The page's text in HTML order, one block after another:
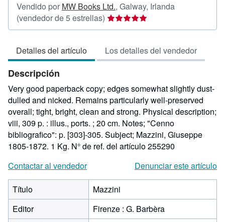
Vendido por MW Books Ltd., Galway, Irlanda
(vendedor de 5 estrellas) Calificación
del
5
de
estrellas
Detalles del artículo Los detalles del vendedor
Descripción
Very good paperback copy; edges somewhat slightly dust-
dulled and nicked. Remains particularly well-preserved
overall; tight, bright, clean and strong. Physical description;
viii, 309 p. : illus., ports. ; 20 cm. Notes; "Cenno
bibliografico": p. [303]-305. Subject; Mazzini, Giuseppe
1805-1872. 1 Kg. N° de ref. del artículo 255290
Contactar al vendedor
Denunciar este artículo
Título
Mazzini
Editor
Firenze : G. Barbèra